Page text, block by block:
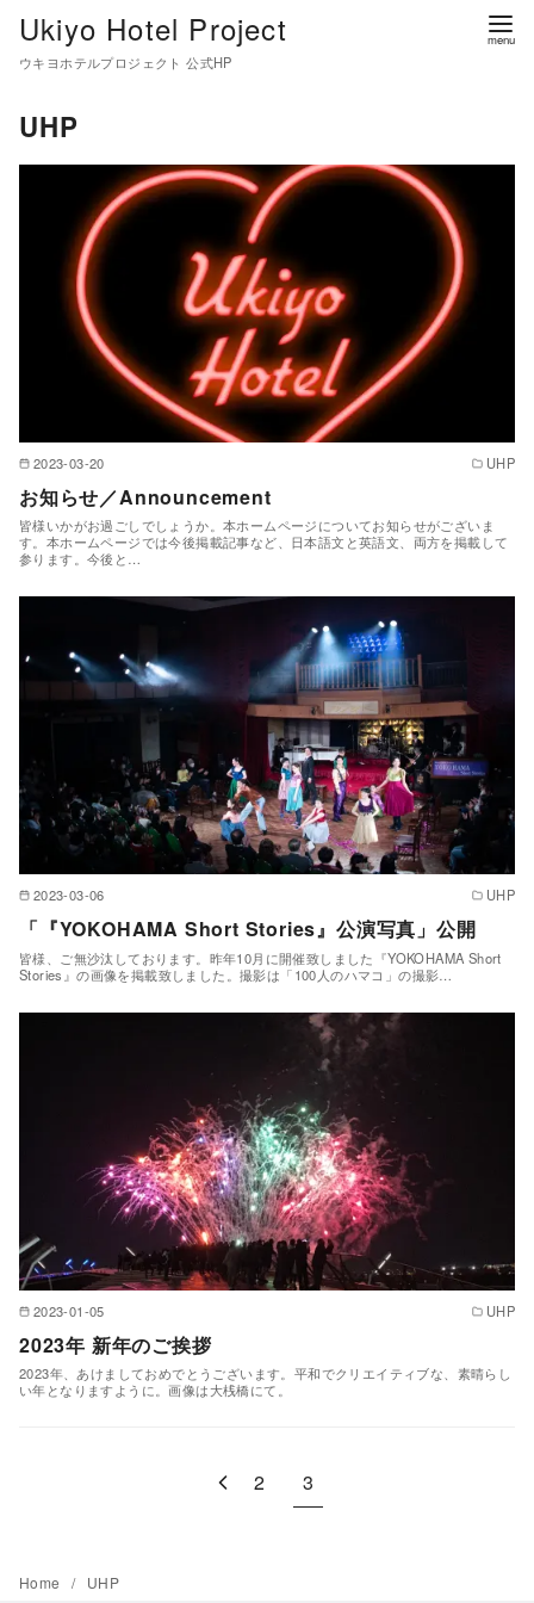
Ukiyo Hotel Project
ウキヨホテルプロジェクト 公式HP
UHP
2023-03-20 UHP
お知らせ／Announcement
皆様いかがお過ごしでしょうか。本ホームページについてお知らせがございま
す。本ホームページでは今後掲載記事など、日本語文と英語文、両方を掲載して
参ります。今後と…
2023-03-06 UHP
「『YOKOHAMA Short Stories』公演写真」公開
皆様、ご無沙汰しております。昨年10月に開催致しました『YOKOHAMA Short
Stories』の画像を掲載致しました。撮影は「100人のハマコ」の撮影…
2023-01-05 UHP
2023年 新年のご挨拶
2023年、あけましておめでとうございます。平和でクリエイティブな、素晴らし
い年となりますように。画像は大桟橋にて。
2 3
Home UHP